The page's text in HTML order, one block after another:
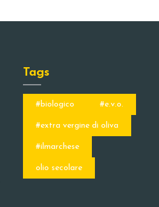
Tags
#biologico #e.v.o.
#extra vergine di oliva
#ilmarchese
olio secolare